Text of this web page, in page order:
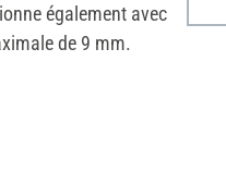
également avec
de 9 mm.